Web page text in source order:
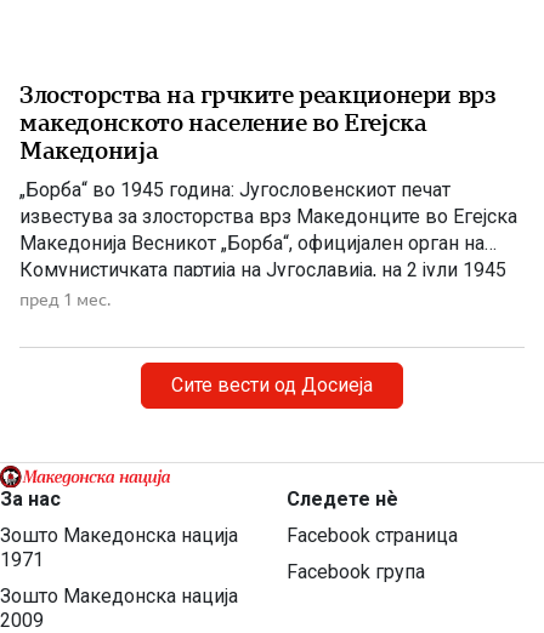
Злосторства на грчките реакционери врз
македонското население во Егејска
Македонија
„Борба“ во 1945 година: Југословенскиот печат
известува за злосторства врз Македонците во Егејска
Македонија Весникот „Борба“, официјален орган на
Комунистичката партија на Југославија, на 2 јули 1945
година објавува напис за насилствата што биле
Македонија. На насловната страница на белградскиот
дневен весник „Борба“, број 159 од 2 јули 1945 […]
пред 1 мес.
Сите вести од Досиеја
За нас
Зошто Македонска нација
1971
Зошто Македонска нација
2009
Следете нѐ
Facebook страница
Facebook група